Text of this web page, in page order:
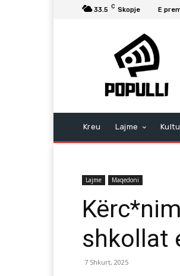
33.5 C Skopje E
Kreu Lajme
Lajme Maqedoni
shkollat
7 Shkurt, 2025